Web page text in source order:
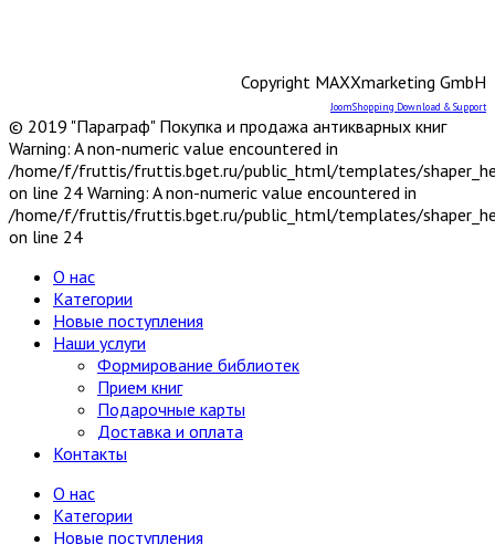
Литературоведение
Марксистско-ленинская литература
Математика
Машиностроение, приборостроение
Медицина
6
Анатомия и физиология
Другое
Хирургия, онкология, травматология,
ортопедия
Металлургия, горное дело
Миниатюрные издания
Мода и красота
Науки о Земле (география, геология и др.)
Охота и рыбалка
Copyright MAXXmarketing GmbH
JoomShopping Download & Support
© 2019 "Параграф" Покупка и продажа антикварных книг
Warning: A non-numeric value encountered in
/home/f/fruttis/fruttis.bget.ru/public_html/templates/
on line 24 Warning: A non-numeric value encountered in
/home/f/fruttis/fruttis.bget.ru/public_html/templates/
on line 24
О нас
Категории
Новые поступления
Наши услуги
Формирование библиотек
Прием книг
Подарочные карты
Доставка и оплата
Контакты
О нас
Категории
Новые поступления